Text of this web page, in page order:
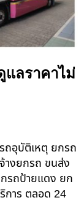
แลราคาไม่
ถอุบัติเหตุ ยกรถ
างยกรถ ขนส่ง
รถป้ายแดง ยก
าร ตลอด 24